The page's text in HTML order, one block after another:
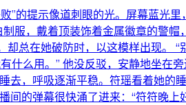
”的提示像道刺眼的光。屏幕蓝光
服，戴着顶装饰着金属徽章的警
总在她破防时，以这模样出现。
什么用。” 他没反驳，安静地坐
去，呼吸逐渐平稳。符瑶看着她
间的弹幕很快涌了进来：“符符晚